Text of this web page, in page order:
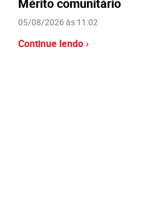
Mérito comunitário
05/08/2026 às 11:02
Continue lendo ›